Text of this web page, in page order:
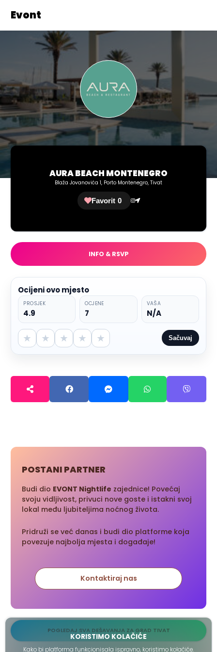
Evont
AURA BEACH MONTENEGRO
Blaža Jovanovića 1, Porto Montenegro, Tivat
Favorit 0
INFO & RSVP
Ocijeni ovo mjesto
PROSJEK
4.9
OCJENE
7
VAŠA
N/A
★ ★ ★ ★ ★ Sačuvaj
POSTANI PARTNER
Budi dio EVONT Nightlife zajednice! Povećaj
svoju vidljivost, privuci nove goste i istakni svoj
lokal među ljubiteljima noćnog života.
Pridruži se već danas i budi dio platforme koja
povezuje najbolja mjesta i događaje!
Kontaktiraj nas
POGLEDAJ SVA DEŠAVANJA ZA GRAD TIVAT
KORISTIMO KOLAČIĆE
Kako bi platforma funkcionisala ispravno, koristimo kolačiće.